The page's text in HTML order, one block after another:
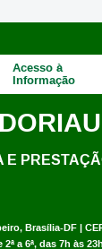
Brasília-DF |
a 6ª, das 7h às
Acesso à
Informação